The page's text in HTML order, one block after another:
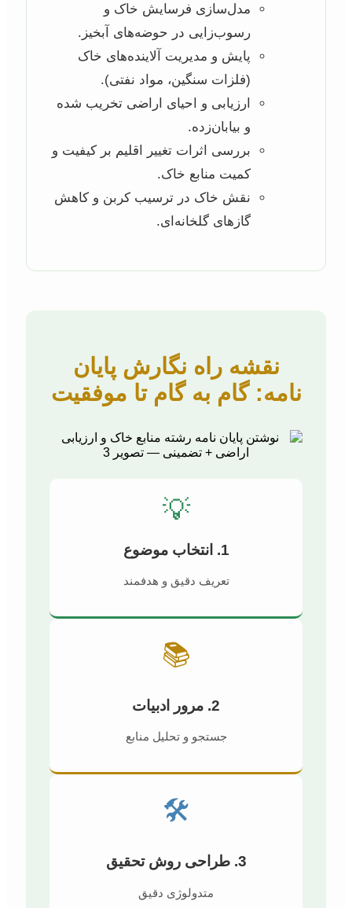
مدل‌سازی فرسایش خاک و
رسوب‌زایی در حوضه‌های آبخیز.
پایش و مدیریت آلاینده‌های خاک
(فلزات سنگین، مواد نفتی).
ارزیابی و احیای اراضی تخریب شده
و بیابان‌زده.
بررسی اثرات تغییر اقلیم بر کیفیت و
کمیت منابع خاک.
نقش خاک در ترسیب کربن و کاهش
گازهای گلخانه‌ای.
نقشه راه نگارش پایان
نامه: گام به گام تا موفقیت
💡
1. انتخاب موضوع
تعریف دقیق و هدفمند
📚
2. مرور ادبیات
جستجو و تحلیل منابع
🛠️
3. طراحی روش تحقیق
متدولوژی دقیق